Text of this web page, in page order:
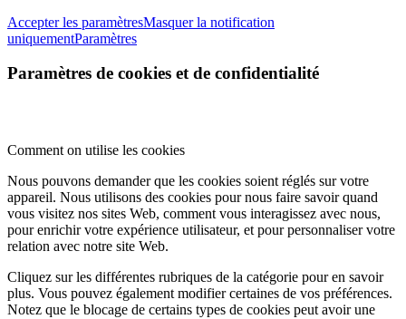
Accepter les paramètresMasquer la notification
uniquementParamètres
Paramètres de cookies et de confidentialité
Comment on utilise les cookies
Nous pouvons demander que les cookies soient réglés sur votre
appareil. Nous utilisons des cookies pour nous faire savoir quand
vous visitez nos sites Web, comment vous interagissez avec nous,
pour enrichir votre expérience utilisateur, et pour personnaliser votre
relation avec notre site Web.
Cliquez sur les différentes rubriques de la catégorie pour en savoir
plus. Vous pouvez également modifier certaines de vos préférences.
Notez que le blocage de certains types de cookies peut avoir une